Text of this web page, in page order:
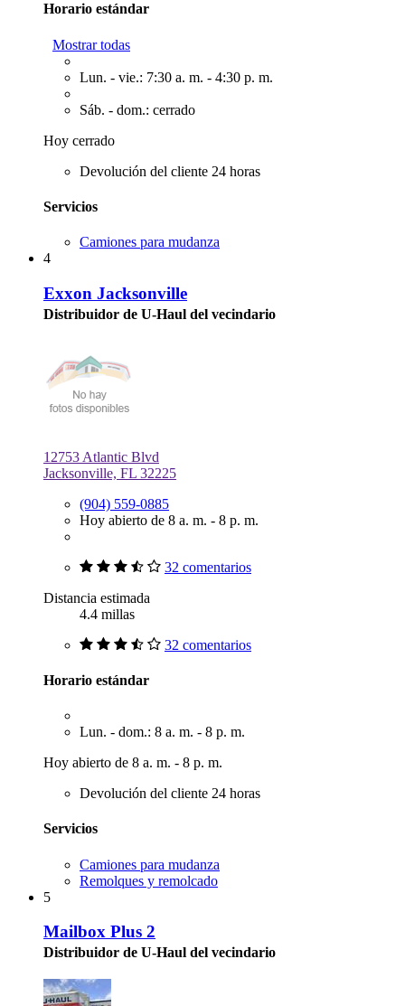
Horario estándar
Mostrar todas
Lun. - vie.: 7:30 a. m. - 4:30 p. m.
Sáb. - dom.: cerrado
Hoy cerrado
Devolución del cliente 24 horas
Servicios
Camiones para mudanza
4
Exxon Jacksonville
Distribuidor de U-Haul del vecindario
12753 Atlantic Blvd
Jacksonville, FL 32225
(904) 559-0885
Hoy abierto de 8 a. m. - 8 p. m.
32 comentarios
Distancia estimada
4.4 millas
32 comentarios
Horario estándar
Lun. - dom.: 8 a. m. - 8 p. m.
Hoy abierto de 8 a. m. - 8 p. m.
Devolución del cliente 24 horas
Servicios
Camiones para mudanza
Remolques y remolcado
5
Mailbox Plus 2
Distribuidor de U-Haul del vecindario